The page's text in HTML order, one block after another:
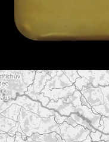
Karte überspringen